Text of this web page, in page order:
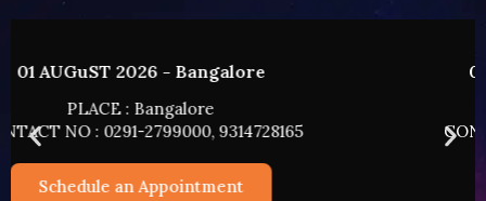
02 AUGUST 2026 - HYDERABAD
PLACE : HYDERABAD
CONTACT NO : 0291-2799000, 9314728165
Schedule an Appointment